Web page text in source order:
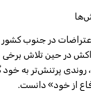
اعتراضات در جنوب
در حین تلاش برخی
پرتنش‌تر به خود
از خود» دانست.